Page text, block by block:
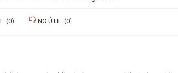
(0) NO ÚTIL (0)